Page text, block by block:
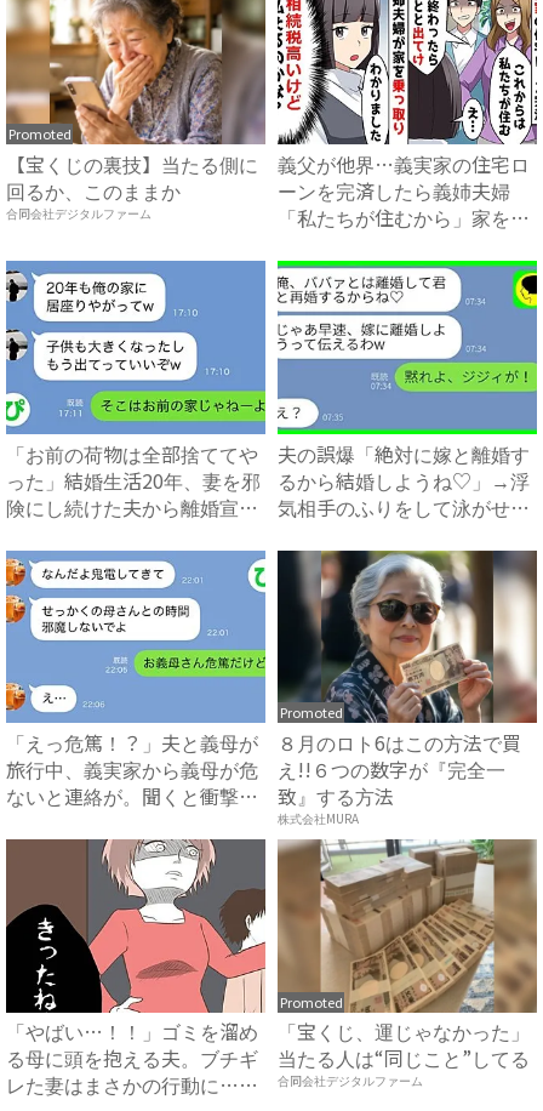
Promoted
【宝くじの裏技】当たる側に
回るか、このままか
合同会社デジタルファーム
義父が他界…義実家の住宅ロ
ーンを完済したら義姉夫婦
「私たちが住むから」家を乗
「お前の荷物は全部捨ててや
った」結婚生活20年、妻を邪
険にし続けた夫から離婚宣
夫の誤爆「絶対に嫁と離婚す
るから結婚しようね♡」→浮
気相手のふりをして泳がせて
「えっ危篤！？」夫と義母が
旅行中、義実家から義母が危
ないと連絡が。聞くと衝撃
Promoted
８月のロト6はこの方法で買
え!!６つの数字が『完全一
致』する方法
株式会社MURA
「やばい…！！」ゴミを溜め
る母に頭を抱える夫。ブチギ
レた妻はまさかの行動に…！
Promoted
「宝くじ、運じゃなかった」
当たる人は“同じこと”してる
合同会社デジタルファーム